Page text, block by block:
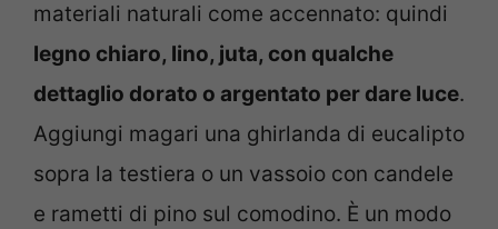
materiali naturali come accennato: quindi
legno chiaro, lino, juta, con qualche
dettaglio dorato o argentato per dare luce.
Aggiungi magari una ghirlanda di eucalipto
sopra la testiera o un vassoio con candele
e rametti di pino sul comodino. È un modo